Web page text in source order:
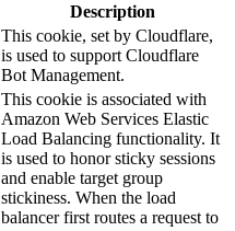
Description
This cookie, set by Cloudflare,
is used to support Cloudflare
Bot Management.
This cookie is associated with
Amazon Web Services Elastic
Load Balancing functionality. It
is used to honor sticky sessions
and enable target group
stickiness. When the load
balancer first routes a request to